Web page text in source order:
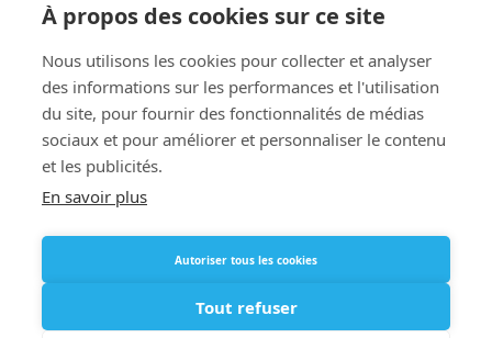
Brugsesteenweg 64
8740 Pittem
T:+32 051.46 62 63
F: +32 051.46 78 38
neonelite@neonelite.com
À propos des cookies sur ce site
Nous utilisons les cookies pour collecter et analyser
des informations sur les performances et l'utilisation
du site, pour fournir des fonctionnalités de médias
sociaux et pour améliorer et personnaliser le contenu
et les publicités.
En savoir plus
Autoriser tous les cookies
Tout refuser